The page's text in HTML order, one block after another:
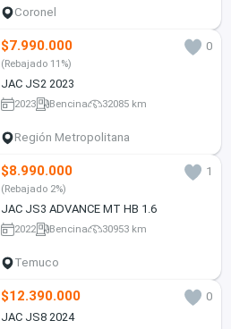
Coronel
$7.990.000 0
(Rebajado 11%)
JAC JS2 2023
2023 Bencina 32085 km
Región Metropolitana
$8.990.000 1
(Rebajado 2%)
JAC JS3 ADVANCE MT HB 1.6
2022 Bencina 30953 km
Temuco
$12.390.000
0
JAC JS8 2024